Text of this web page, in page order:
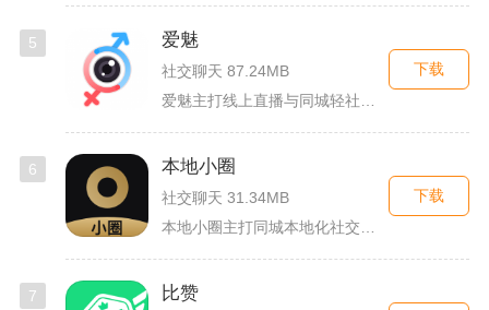
5 爱魅
社交聊天 87.24MB
下载
6 本地小圈
社交聊天 31.34MB
下载
7 比赞